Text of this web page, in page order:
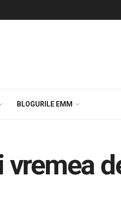
BLOGURILE EMM